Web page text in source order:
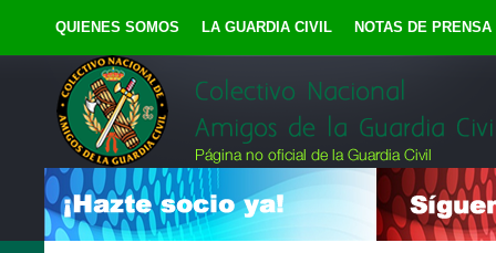
QUIENES SOMOS LA GUARDIA CIVIL NOTAS DE PRENSA